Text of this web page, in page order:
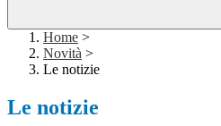
Home >
Novità >
Le notizie
Le notizie